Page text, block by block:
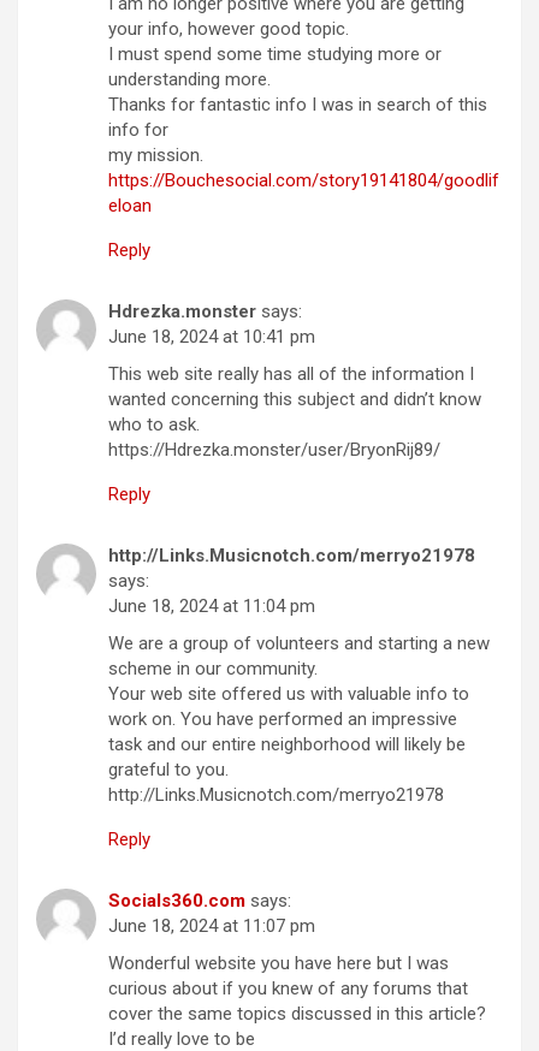
your info, however good topic.
I must spend some time studying more or
understanding more.
Thanks for fantastic info I was in search of this
info for
my mission.
https://Bouchesocial.com/story19141804/goodlif
eloan
Reply
Hdrezka.monster says:
June 18, 2024 at 10:41 pm
This web site really has all of the information I
wanted concerning this subject and didn’t know
who to ask.
https://Hdrezka.monster/user/BryonRij89/
Reply
http://Links.Musicnotch.com/merryo21978
says:
June 18, 2024 at 11:04 pm
We are a group of volunteers and starting a new
scheme in our community.
Your web site offered us with valuable info to
work on. You have performed an impressive
task and our entire neighborhood will likely be
grateful to you.
http://Links.Musicnotch.com/merryo21978
Reply
Socials360.com says:
June 18, 2024 at 11:07 pm
Wonderful website you have here but I was
curious about if you knew of any forums that
cover the same topics discussed in this article?
I’d really love to be